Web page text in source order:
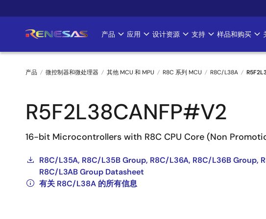
转
要
Main
navigation
产品 应用 设计资源 支持 样品和购买
包
屑
产品 微控制器和微处理器 其他 MCU 和 MPU R8C 系列 MCU R8C/L38A
R5F2L38CANFP#V2
16-bit Microcontrollers with R8C CPU Core (Non
R8C/L35A, R8C/L35B Group, R8C/L36A, R8C/L36B Group,
R8C/L3AB Group Datasheet
有关 R8C/L38A 的所有信息